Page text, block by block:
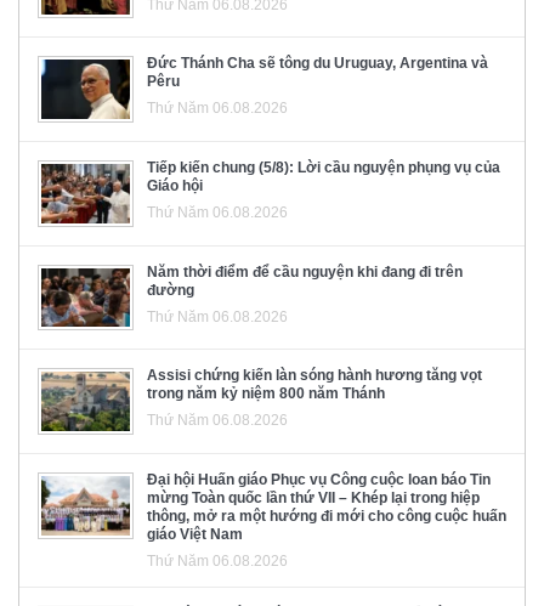
Thứ Năm 06.08.2026
Đức Thánh Cha sẽ tông du Uruguay, Argentina và
Pêru
Thứ Năm 06.08.2026
Tiếp kiến chung (5/8): Lời cầu nguyện phụng vụ của
Giáo hội
Thứ Năm 06.08.2026
Năm thời điểm để cầu nguyện khi đang đi trên
đường
Thứ Năm 06.08.2026
Assisi chứng kiến làn sóng hành hương tăng vọt
trong năm kỷ niệm 800 năm Thánh
Thứ Năm 06.08.2026
Đại hội Huấn giáo Phục vụ Công cuộc loan báo Tin
mừng Toàn quốc lần thứ VII – Khép lại trong hiệp
thông, mở ra một hướng đi mới cho công cuộc huấn
giáo Việt Nam
Thứ Năm 06.08.2026